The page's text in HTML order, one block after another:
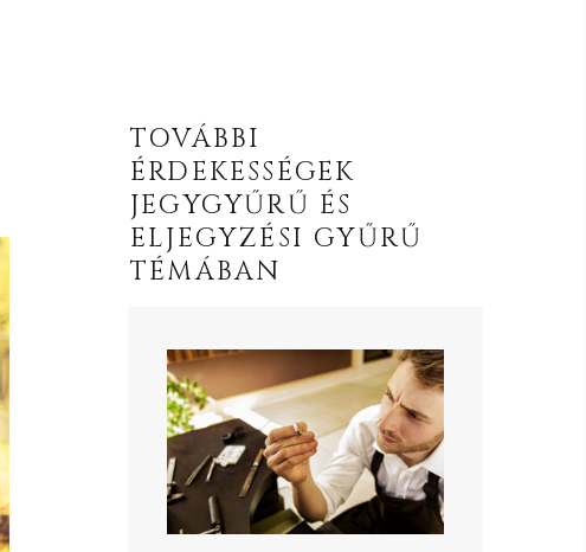
TOVÁBBI
ÉRDEKESSÉGEK
JEGYGYŰRŰ ÉS
ELJEGYZÉSI GYŰRŰ
TÉMÁBAN